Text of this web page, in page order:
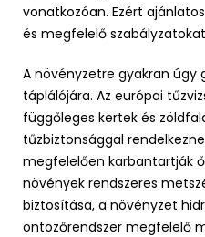
vonatkozóan. Ezért
és megfelelő
A növényzetre gyakran úgy
táplálójára. Az európai
függőleges kertek és
tűzbiztonsággal
megfelelően karbantartják
növények rendszeres
biztosítása, a növényzet
öntözőrendszer megfelelő